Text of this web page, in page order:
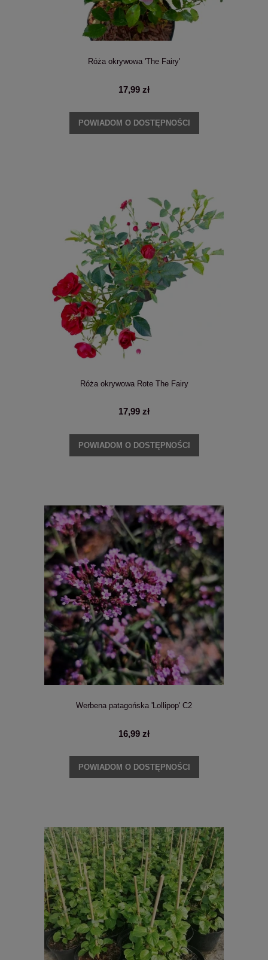
Róża okrywowa 'The Fairy'
17,99 zł
POWIADOM O DOSTĘPNOŚCI
Róża okrywowa Rote The Fairy
17,99 zł
POWIADOM O DOSTĘPNOŚCI
Werbena patagońska 'Lollipop' C2
16,99 zł
POWIADOM O DOSTĘPNOŚCI